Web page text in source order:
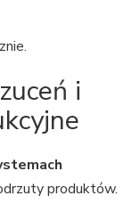
i
produktów.